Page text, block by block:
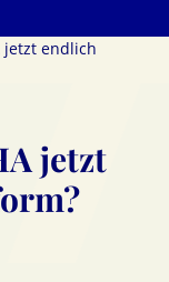
jetzt endlich
jetzt